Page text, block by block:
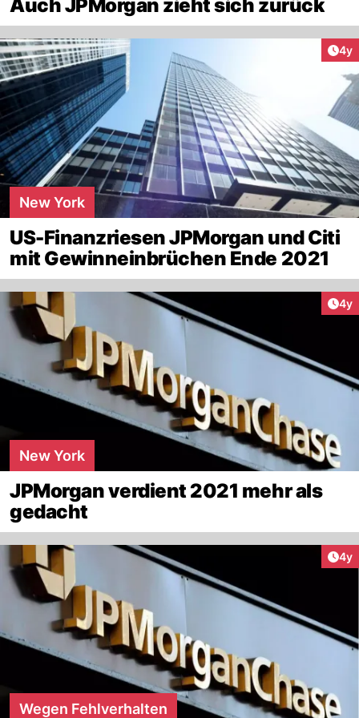
Auch JPMorgan zieht sich zurück
4y
New York
US-Finanzriesen JPMorgan und Citi
mit Gewinneinbrüchen Ende 2021
4y
New York
JPMorgan verdient 2021 mehr als
gedacht
4y
Wegen Fehlverhalten